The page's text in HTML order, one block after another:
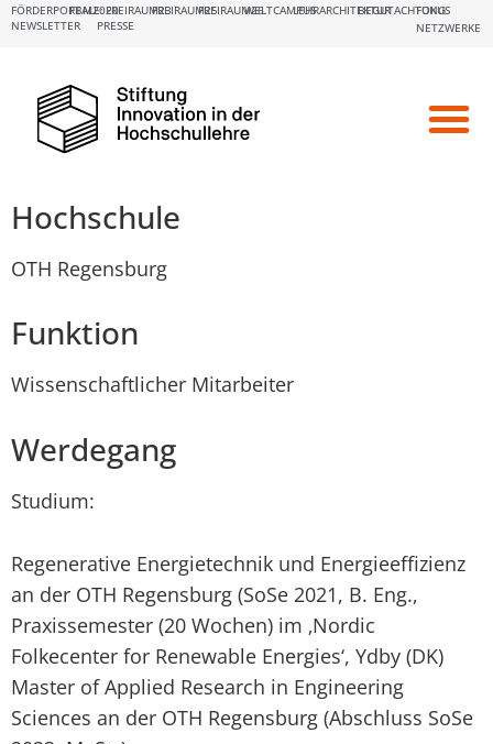
NEWSLETTER PRESSE
FÖRDERPORTALE:
FBM2020FREIRAUM23FREIRAUM25FREIRAUM26WELTCAMPUSLEHRARCHITEKTURBEGUTACHTUNG
FOKUS
NETZWERKE
Hochschule
OTH Regensburg
Funktion
Wissenschaftlicher Mitarbeiter
Werdegang
Studium:
Regenerative Energietechnik und Energieeffizienz
an der OTH Regensburg (SoSe 2021, B. Eng.,
Praxissemester (20 Wochen) im ‚Nordic
Folkecenter for Renewable Energies‘, Ydby (DK)
Master of Applied Research in Engineering
Sciences an der OTH Regensburg (Abschluss SoSe